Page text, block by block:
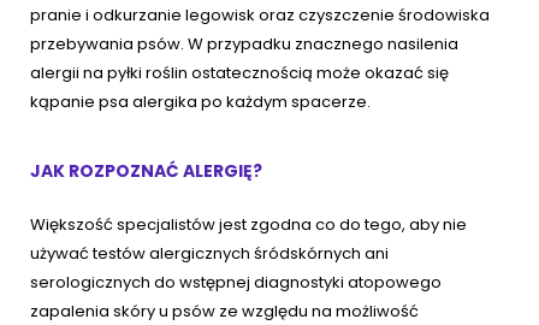
pranie i odkurzanie legowisk oraz czyszczenie środowiska
przebywania psów. W przypadku znacznego nasilenia
alergii na pyłki roślin ostatecznością może okazać się
kąpanie psa alergika po każdym spacerze.
JAK ROZPOZNAĆ ALERGIĘ?
Większość specjalistów jest zgodna co do tego, aby nie
używać testów alergicznych śródskórnych ani
serologicznych do wstępnej diagnostyki atopowego
zapalenia skóry u psów ze względu na możliwość